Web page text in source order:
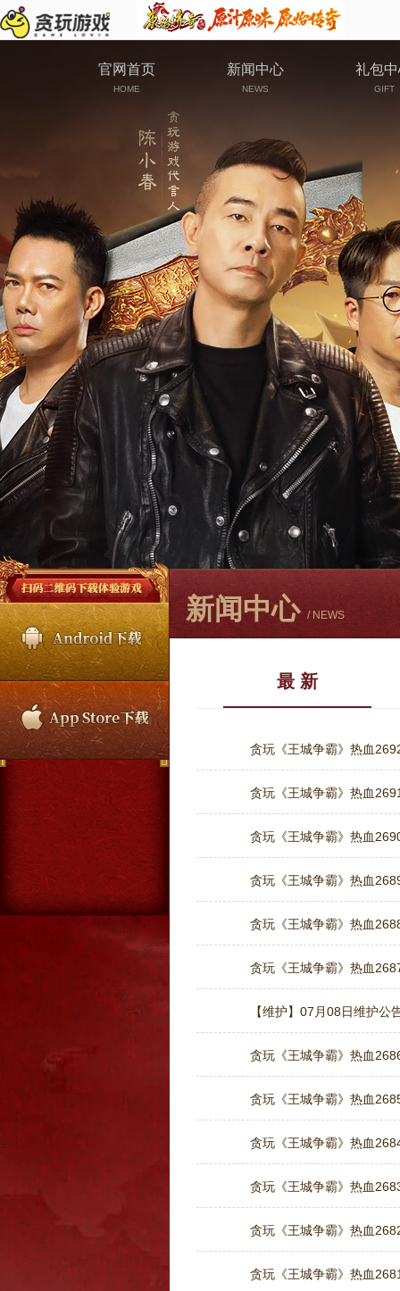
官网首页
HOME
新闻中心
NEWS
礼包
GIFT
新闻中心 / NEWS
最 新
贪玩《王城争霸》热血
贪玩《王城争霸》热血
贪玩《王城争霸》热血
贪玩《王城争霸》热血
贪玩《王城争霸》热血
贪玩《王城争霸》热血
【维护】07月08日维护公
贪玩《王城争霸》热血
贪玩《王城争霸》热血
贪玩《王城争霸》热血
贪玩《王城争霸》热血
贪玩《王城争霸》热血
贪玩《王城争霸》热血